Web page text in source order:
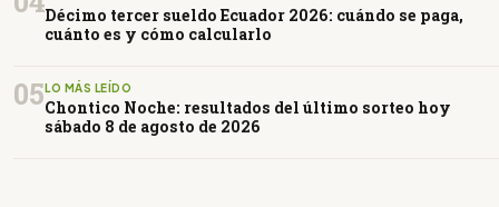
Décimo tercer sueldo Ecuador 2026: cuándo se paga,
cuánto es y cómo calcularlo
05LO MÁS LEÍDO
Chontico Noche: resultados del último sorteo hoy
sábado 8 de agosto de 2026